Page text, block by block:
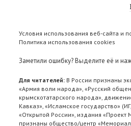
Условия использования веб-сайта и
Политика использования cookies
Заметили ошибку? Выделите её и
Для читателей: В России признаны
«Армия воли народа», «Русский
крымскотатарского народа»,
Кавказ», «Исламское государство»
«Открытой России», издания
признаны общество/центр